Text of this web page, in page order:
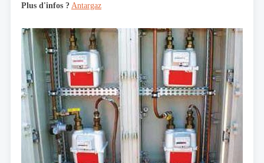
Plus d'infos ? Antargaz